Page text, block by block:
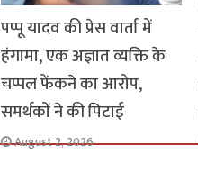
पप्पू यादव की प्रेस वार्ता में
हंगामा, एक अज्ञात व्यक्ति के
चप्पल फेंकने का आरोप,
समर्थकों ने की पिटाई
August 2, 2026